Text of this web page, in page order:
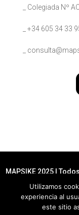
_ Colegiada Nº
_ +34 605 34 33
_
MAPSIKE 2025 |
PrivacidadUtilizamos
experiencia al
este sitio